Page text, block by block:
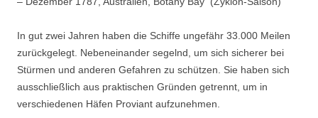
In gut zwei Jahren haben die Schiffe ungefähr 33.000 Meilen
zurückgelegt. Nebeneinander segelnd, um sich sicherer bei
Stürmen und anderen Gefahren zu schützen. Sie haben sich
ausschließlich aus praktischen Gründen getrennt, um in
verschiedenen Häfen Proviant aufzunehmen.